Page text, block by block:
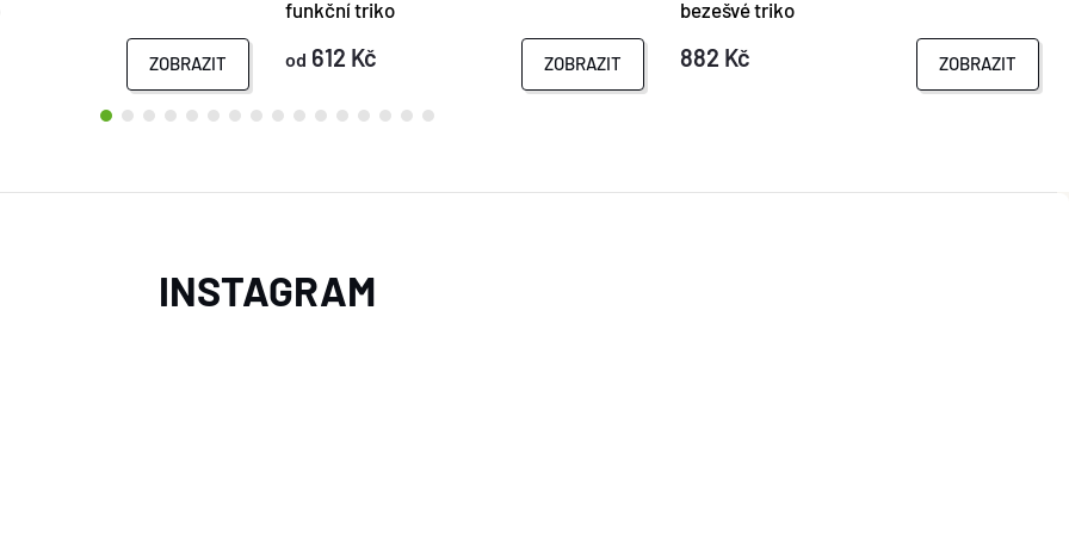
ZOBRAZIT
funkční triko
od 612 Kč ZOBRAZIT
bezešvé triko
882 Kč ZOBRAZIT
INSTAGRAM